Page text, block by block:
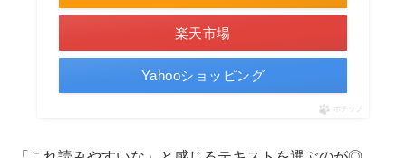
楽天市場
Yahooショッピング
ポチップ